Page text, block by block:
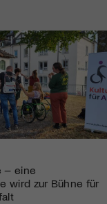
– eine
wird zur Bühne für